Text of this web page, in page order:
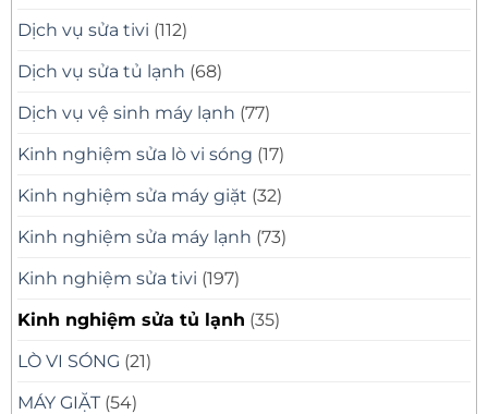
Dịch vụ sửa tivi (112)
Dịch vụ sửa tủ lạnh (68)
Dịch vụ vệ sinh máy lạnh (77)
Kinh nghiệm sửa lò vi sóng (17)
Kinh nghiệm sửa máy giặt (32)
Kinh nghiệm sửa máy lạnh (73)
Kinh nghiệm sửa tivi (197)
Kinh nghiệm sửa tủ lạnh (35)
LÒ VI SÓNG (21)
MÁY GIẶT (54)